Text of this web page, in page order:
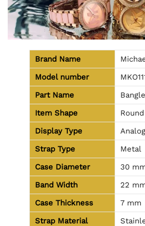
Brand Name
Model number
Part Name
Bangle
Item Shape
Round
Display Type
Analog
Strap Type
Metal
Case Diameter
30
Band Width
22
Case Thickness
7 mm
Strap Material